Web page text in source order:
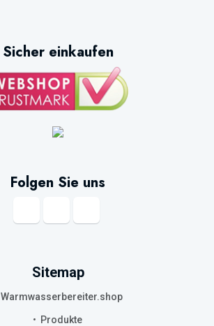
Sicher einkaufen
Folgen Sie uns
Sitemap
Warmwasserbereiter.shop
Produkte